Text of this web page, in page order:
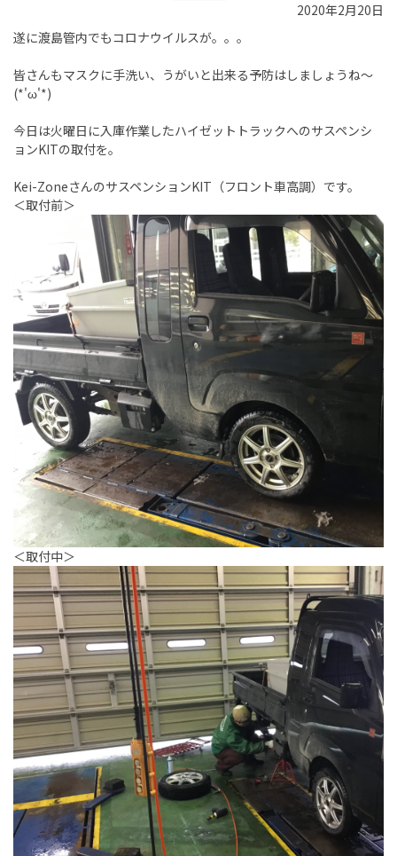
2020年2月20日
遂に渡島管内でもコロナウイルスが。。。
皆さんもマスクに手洗い、うがいと出来る予防はしましょうね～
(*'ω'*)
今日は火曜日に入庫作業したハイゼットトラックへのサスペンシ
ョンKITの取付を。
Kei-ZoneさんのサスペンションKIT（フロント車高調）です。
＜取付前＞
＜取付中＞